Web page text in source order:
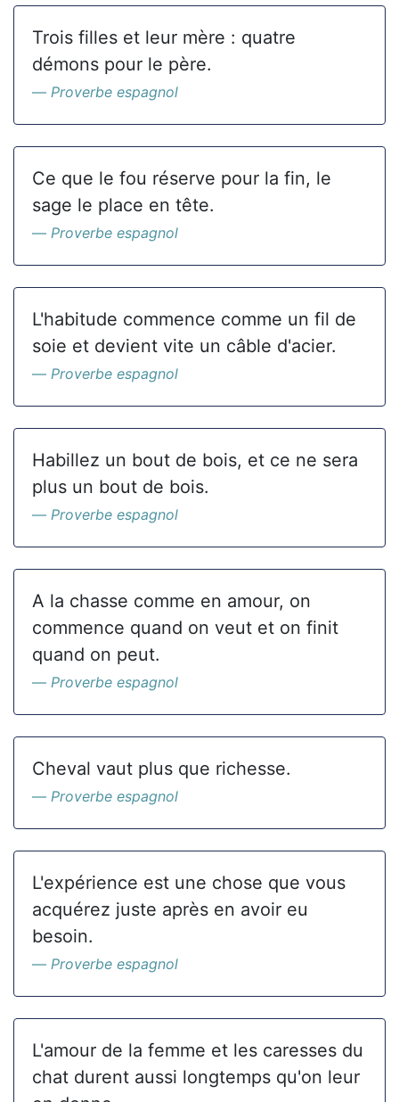
Trois filles et leur mère : quatre
démons pour le père.
Proverbe espagnol
Ce que le fou réserve pour la fin, le
sage le place en tête.
Proverbe espagnol
L'habitude commence comme un fil de
soie et devient vite un câble d'acier.
Proverbe espagnol
Habillez un bout de bois, et ce ne sera
plus un bout de bois.
Proverbe espagnol
A la chasse comme en amour, on
commence quand on veut et on finit
quand on peut.
Proverbe espagnol
Cheval vaut plus que richesse.
Proverbe espagnol
L'expérience est une chose que vous
acquérez juste après en avoir eu
besoin.
Proverbe espagnol
L'amour de la femme et les caresses du
chat durent aussi longtemps qu'on leur